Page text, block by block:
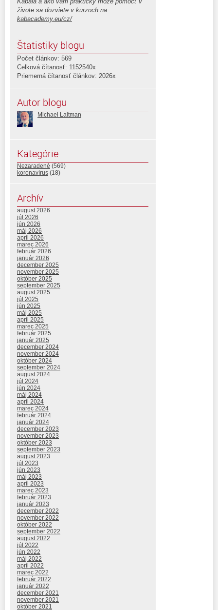
živote sa dozviete v kurzoch na
kabacademy.eu/cz/
Štatistiky blogu
Počet článkov: 569
Celková čítanosť: 1152540x
Priemerná čítanosť článkov: 2026x
Autor blogu
Michael Laitman
Kategórie
Nezaradené (569)
koronavírus (18)
Archív
august 2026
júl 2026
jún 2026
máj 2026
apríl 2026
marec 2026
február 2026
január 2026
december 2025
november 2025
október 2025
september 2025
august 2025
júl 2025
jún 2025
máj 2025
apríl 2025
marec 2025
február 2025
január 2025
december 2024
november 2024
október 2024
september 2024
august 2024
júl 2024
jún 2024
máj 2024
apríl 2024
marec 2024
február 2024
január 2024
december 2023
november 2023
október 2023
september 2023
august 2023
júl 2023
jún 2023
máj 2023
apríl 2023
marec 2023
február 2023
január 2023
december 2022
november 2022
október 2022
september 2022
august 2022
júl 2022
jún 2022
máj 2022
apríl 2022
marec 2022
február 2022
január 2022
december 2021
november 2021
október 2021